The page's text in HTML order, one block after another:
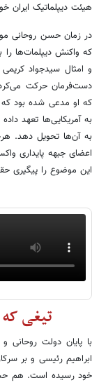
هیئت دیپلماتیک ایران
در زمان حسن روحانی
که واکنش دیپلمات‌ها را
و امثال سیدجواد
دست‌فرمان حرکت
که او مدعی شده بود
به آمریکایی‌ها تعهد
به آن‌ها تحویل دهد.
اعضای جبهه پایداری
این موضوع را پیگیری
تیغی که
با پایان دولت
ابراهیم رئیسی و بر
خود رسیده است. هم